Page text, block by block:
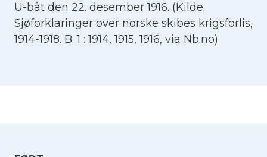
U-båt den 22. desember 1916. (Kilde:
Sjøforklaringer over norske skibes krigsforlis,
1914-1918. B. 1 : 1914, 1915, 1916, via Nb.no)